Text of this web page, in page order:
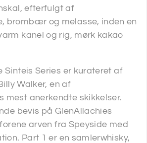
efterfulgt af
brombær og melasse, inden en
kanel og rig, mørk kakao
Sinteis Series er kurateret af
Walker, en af
mest anerkendte skikkelser.
bevis på GlenAllachies
arven fra Speyside med
Part 1 er en samlerwhisky,